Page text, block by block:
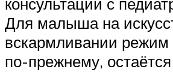
Для малыша на
вскармливании режим
по-прежнему,